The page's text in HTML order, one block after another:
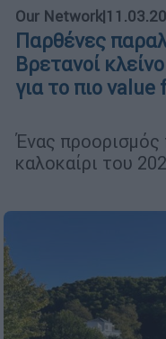
Our Network|
Παρθένες
Βρετανοί
για το πιο
Ένας προορισμός
καλοκαίρι του